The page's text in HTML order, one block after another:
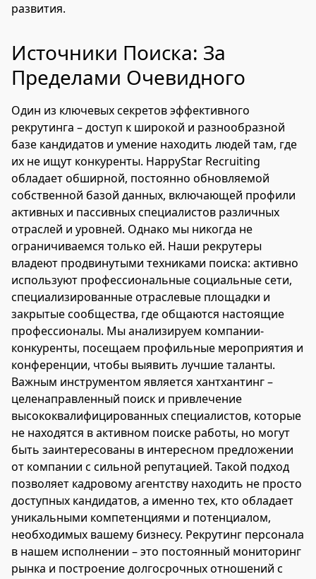
развития.
Источники Поиска: За
Пределами Очевидного
Один из ключевых секретов эффективного
рекрутинга – доступ к широкой и разнообразной
базе кандидатов и умение находить людей там, где
их не ищут конкуренты. HappyStar Recruiting
обладает обширной, постоянно обновляемой
собственной базой данных, включающей профили
активных и пассивных специалистов различных
отраслей и уровней. Однако мы никогда не
ограничиваемся только ей. Наши рекрутеры
владеют продвинутыми техниками поиска: активно
используют профессиональные социальные сети,
специализированные отраслевые площадки и
закрытые сообщества, где общаются настоящие
профессионалы. Мы анализируем компании-
конкуренты, посещаем профильные мероприятия и
конференции, чтобы выявить лучшие таланты.
Важным инструментом является хантхантинг –
целенаправленный поиск и привлечение
высококвалифицированных специалистов, которые
не находятся в активном поиске работы, но могут
быть заинтересованы в интересном предложении
от компании с сильной репутацией. Такой подход
позволяет кадровому агентству находить не просто
доступных кандидатов, а именно тех, кто обладает
уникальными компетенциями и потенциалом,
необходимых вашему бизнесу. Рекрутинг персонала
в нашем исполнении – это постоянный мониторинг
рынка и построение долгосрочных отношений с